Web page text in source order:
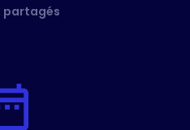
partagés